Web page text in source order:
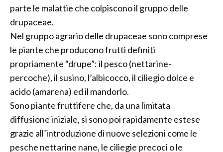
parte le malattie che colpiscono il gruppo delle
drupaceae.
Nel gruppo agrario delle drupaceae sono comprese
le piante che producono frutti definiti
propriamente “drupe”: il pesco (nettarine-
percoche), il susino, l’albicocco, il ciliegio dolce e
acido (amarena) ed il mandorlo.
Sono piante fruttifere che, da una limitata
diffusione iniziale, si sono poi rapidamente estese
grazie all’introduzione di nuove selezioni come le
pesche nettarine nane, le ciliegie precoci o le